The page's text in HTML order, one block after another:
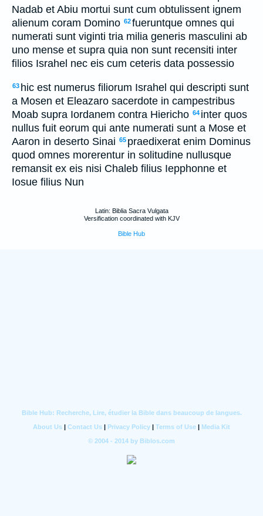
Nadab et Abiu mortui sunt cum obtulissent ignem
alienum coram Domino 62fueruntque omnes qui
numerati sunt viginti tria milia generis masculini ab
uno mense et supra quia non sunt recensiti inter
filios Israhel nec eis cum ceteris data possessio
63 hic est numerus filiorum Israhel qui descripti sunt
a Mosen et Eleazaro sacerdote in campestribus
Moab supra Iordanem contra Hiericho 64 inter quos
nullus fuit eorum qui ante numerati sunt a Mose et
Aaron in deserto Sinai 65 praedixerat enim Dominus
quod omnes morerentur in solitudine nullusque
remansit ex eis nisi Chaleb filius Iepphonne et
Iosue filius Nun
Latin: Biblia Sacra Vulgata
Versification coordinated with KJV
Bible Hub